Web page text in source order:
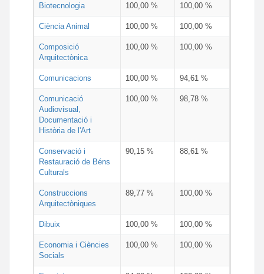
Biotecnologia 100,00 % 100,00 %
Ciència Animal 100,00 % 100,00 %
Composició
Arquitectònica
100,00 % 100,00 %
Comunicacions 100,00 % 94,61 %
Comunicació
Audiovisual,
Documentació i
Història de l'Art
100,00 % 98,78 %
Conservació i
Restauració de Béns
Culturals
90,15 % 88,61 %
Construccions
Arquitectòniques
89,77 % 100,00 %
Dibuix 100,00 % 100,00 %
Economia i Ciències
Socials
100,00 % 100,00 %